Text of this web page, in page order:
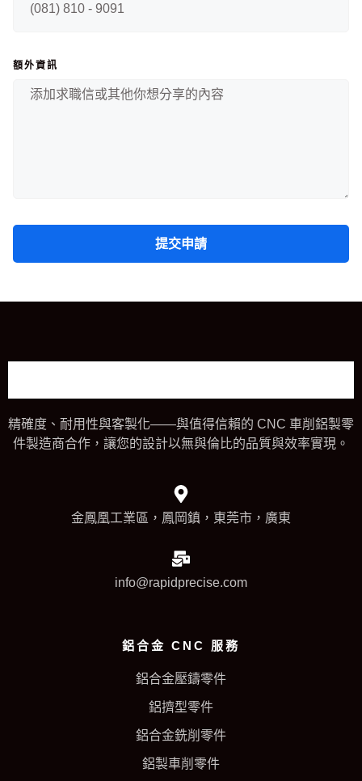
額外資訊
提交申請
精確度、耐用性與客製化——與值得信賴的 CNC 車削鋁製零
件製造商合作，讓您的設計以無與倫比的品質與效率實現。
金鳳凰工業區，鳳岡鎮，東莞市，廣東
info@rapidprecise.com
鋁合金 CNC 服務
鋁合金壓鑄零件
鋁擠型零件
鋁合金銑削零件
鋁製車削零件